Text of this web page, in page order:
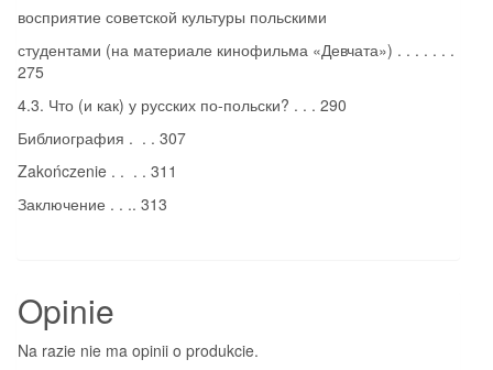
восприятие советской культуры польскими
студентами (на материале кинофильма «Девчата») . . . . . . .
275
4.3. Что (и как) у русских по-польски? . . . 290
Библиография . . . 307
Zakończenie . . . . 311
Заключение . . .. 313
Opinie
Na razie nie ma opinii o produkcie.